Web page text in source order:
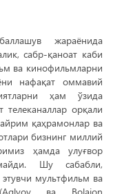
жараёнида
сабр-қаноат каби
ва кинофильмларни
нафақат оммавий
ҳам ўзида
телеканаллар орқали
қаҳрамонлар ва
бизнинг миллий
ҳамда улуғвор
Шу сабабли,
мультфильм ва
ва Bolajon